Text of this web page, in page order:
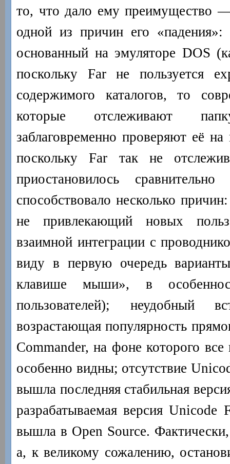
то, что дало ему преимущество
одной из причин его «падения»:
основанный на эмуляторе DOS
поскольку Far не пользуется
содержимого каталогов, то
которые отслеживают
заблаговременно проверяют её
поскольку Far так не
приостановилось
способствовало несколько
не привлекающий новых
взаимной интеграции с
виду в первую очередь
клавише мыши», в
пользователей); неудобный
возрастающая популярность
Commander, на фоне которого
особенно видны; отсутствие
вышла последняя стабильная
разрабатываемая версия
вышла в Open Source.
а, к великому сожалению,